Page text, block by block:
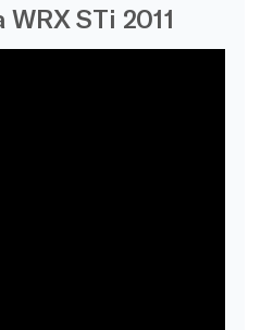
STi 2011